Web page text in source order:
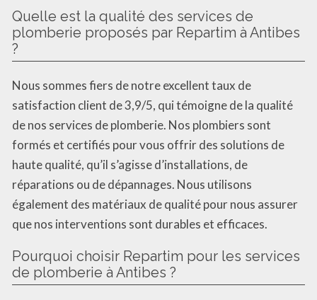
Quelle est la qualité des services de
plomberie proposés par Repartim à Antibes
?
Nous sommes fiers de notre excellent taux de
satisfaction client de 3,9/5, qui témoigne de la qualité
de nos services de plomberie. Nos plombiers sont
formés et certifiés pour vous offrir des solutions de
haute qualité, qu’il s’agisse d’installations, de
réparations ou de dépannages. Nous utilisons
également des matériaux de qualité pour nous assurer
que nos interventions sont durables et efficaces.
Pourquoi choisir Repartim pour les services
de plomberie à Antibes ?